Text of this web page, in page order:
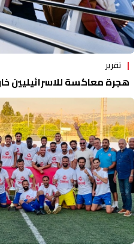
تقرير
هجرة معاكسة للاسرائيليين